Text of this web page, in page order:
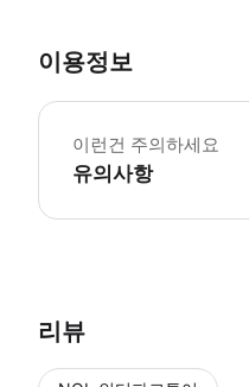
이용정보
이런건 주의하세요
유의사항
리뷰